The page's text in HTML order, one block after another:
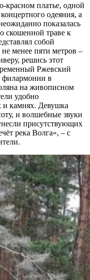
платье, одной
одеяния, а
показалась
скошенной траве к
собой
менее пяти метров –
решись этот
Ржевский
филармонии в
на живописном
удобно
и камнях. Девушка
и волшебные звуки
присутствующих
река Волга», – с